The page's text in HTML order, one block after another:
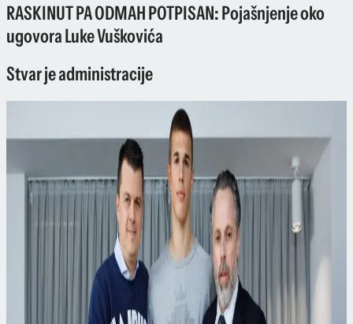
RASKINUT PA ODMAH POTPISAN: Pojašnjenje oko
ugovora Luke Vuškovića
Stvar je administracije